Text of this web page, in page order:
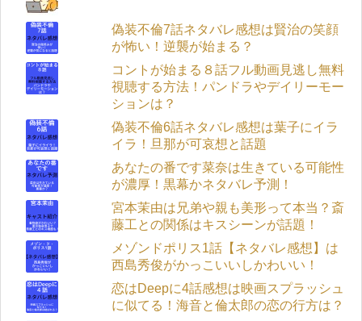
偽装不倫7話ネタバレ感想は賢治の笑顔
が怖い！逆襲が始まる？
コントが始まる８話フル動画見逃し無料
視聴する方法！パンドラやデイリーモー
ションは？
偽装不倫6話ネタバレ感想は葉子にイラ
イラ！旦那が可哀想と話題
あなたの番です菜奈は生きている可能性
が濃厚！黒幕かネタバレ予測！
宮本茉由は兄弟や親も美形って本当？斎
藤工との関係はキスシーンが話題！
メゾンドポリス1話【ネタバレ感想】は
西島秀俊がかっこいいしかわいい！
恋はDeepに4話感想は映画スプラッシュ
に似てる！海音と倫太郎の恋の行方は？